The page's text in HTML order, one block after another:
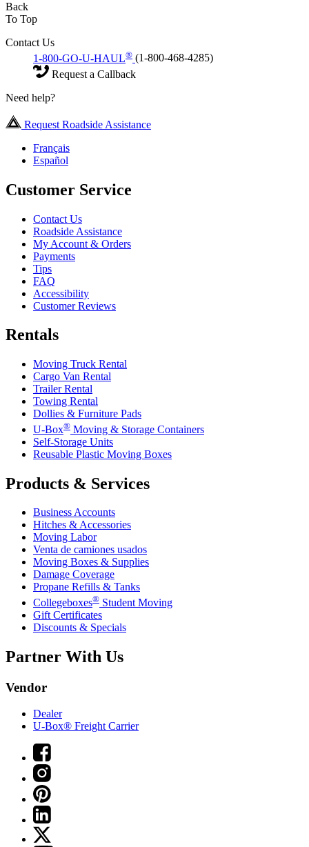
Back
To Top
Contact Us
1-800-GO-U-HAUL® (1-800-468-4285)
Request a Callback
Need help?
Request Roadside Assistance
Français
Español
Customer Service
Contact Us
Roadside Assistance
My Account & Orders
Payments
Tips
FAQ
Accessibility
Customer Reviews
Rentals
Moving Truck Rental
Cargo Van Rental
Trailer Rental
Towing Rental
Dollies & Furniture Pads
U-Box® Moving & Storage Containers
Self-Storage Units
Reusable Plastic Moving Boxes
Products & Services
Business Accounts
Hitches & Accessories
Moving Labor
Venta de camiones usados
Moving Boxes & Supplies
Damage Coverage
Propane Refills & Tanks
Collegeboxes® Student Moving
Gift Certificates
Discounts & Specials
Partner With Us
Vendor
Dealer
U-Box® Freight Carrier